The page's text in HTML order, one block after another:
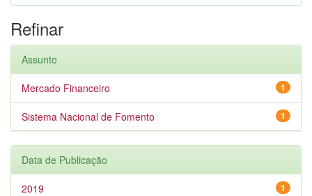
Refinar
Assunto
1
Mercado Financeiro
1
Sistema Nacional de Fomento
Data de Publicação
1
2019